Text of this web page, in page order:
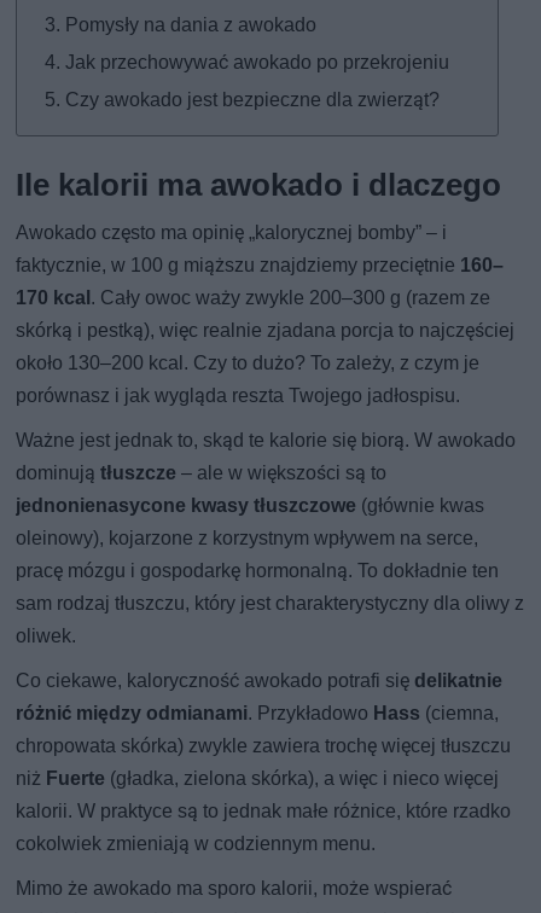
Pomysły na dania z awokado
Jak przechowywać awokado po przekrojeniu
Czy awokado jest bezpieczne dla zwierząt?
Ile kalorii ma awokado i dlaczego
Awokado często ma opinię „kalorycznej bomby” – i
faktycznie, w 100 g miąższu znajdziemy przeciętnie 160–
170 kcal. Cały owoc waży zwykle 200–300 g (razem ze
skórką i pestką), więc realnie zjadana porcja to najczęściej
około 130–200 kcal. Czy to dużo? To zależy, z czym je
porównasz i jak wygląda reszta Twojego jadłospisu.
Ważne jest jednak to, skąd te kalorie się biorą. W awokado
dominujątłuszcze – ale w większości są to
jednonienasycone kwasy tłuszczowe (głównie kwas
oleinowy), kojarzone z korzystnym wpływem na serce,
pracę mózgu i gospodarkę hormonalną. To dokładnie ten
sam rodzaj tłuszczu, który jest charakterystyczny dla oliwy z
oliwek.
Co ciekawe, kaloryczność awokado potrafi się delikatnie
różnić między odmianami. Przykładowo Hass (ciemna,
chropowata skórka) zwykle zawiera trochę więcej tłuszczu
niż Fuerte (gładka, zielona skórka), a więc i nieco więcej
kalorii. W praktyce są to jednak małe różnice, które rzadko
cokolwiek zmieniają w codziennym menu.
Mimo że awokado ma sporo kalorii, może wspierać